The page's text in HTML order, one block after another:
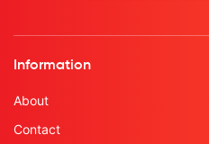
Information
About
Contact